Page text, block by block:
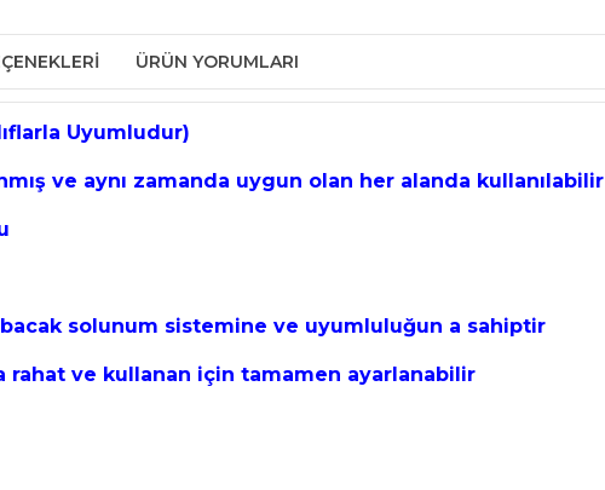
ÜRÜN YORUMLARI
Uyumludur)
ve aynı zamanda uygun olan her alanda kullanılabilir
bacak solunum sistemine ve uyumluluğun a sahiptir
rahat ve kullanan için tamamen ayarlanabilir